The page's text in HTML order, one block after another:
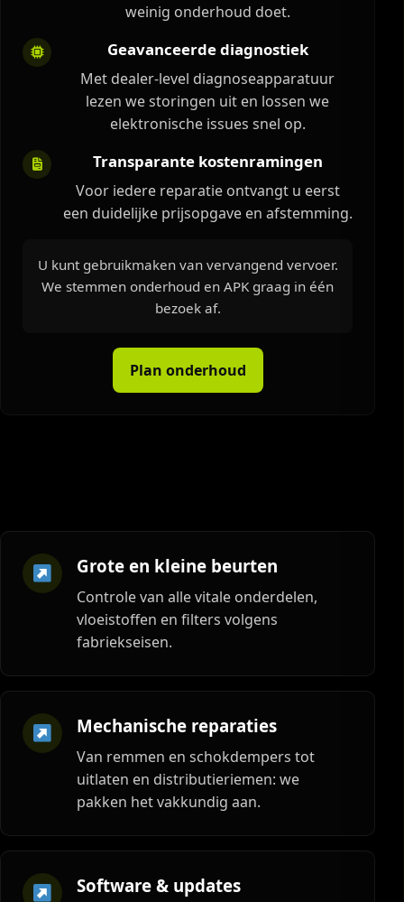
weinig onderhoud doet.
Geavanceerde diagnostiek
Met dealer-level diagnoseapparatuur
lezen we storingen uit en lossen we
elektronische issues snel op.
Transparante kostenramingen
Voor iedere reparatie ontvangt u eerst
een duidelijke prijsopgave en afstemming.
U kunt gebruikmaken van vervangend vervoer.
We stemmen onderhoud en APK graag in één
bezoek af.
Plan onderhoud
Grote en kleine beurten
Controle van alle vitale onderdelen,
vloeistoffen en filters volgens
fabriekseisen.
Mechanische reparaties
Van remmen en schokdempers tot
uitlaten en distributieriemen: we
pakken het vakkundig aan.
Software & updates